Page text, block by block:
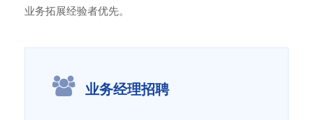
业务拓展经验者优先。
业务经理招聘